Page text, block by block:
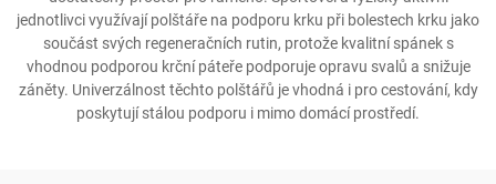
jednotlivci využívají polštáře na podporu krku při bolestech krku jako
součást svých regeneračních rutin, protože kvalitní spánek s
vhodnou podporou krční páteře podporuje opravu svalů a snižuje
záněty. Univerzálnost těchto polštářů je vhodná i pro cestování, kdy
poskytují stálou podporu i mimo domácí prostředí.